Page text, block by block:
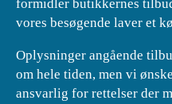
formidler butikkernes
vores besøgende laver et
Oplysninger angående
om hele tiden, men vi
ansvarlig for rettelser der